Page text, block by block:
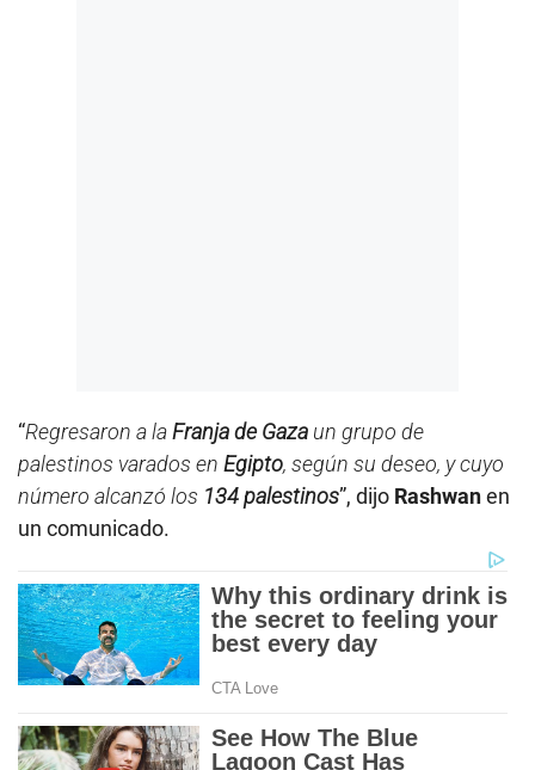
“Regresaron a laFranja de Gaza un grupo de
palestinos varados en Egipto, según su deseo, y cuyo
número alcanzó los 134 palestinos”, dijo Rashwanen
un comunicado.